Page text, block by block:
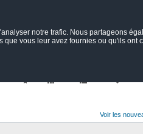
notre trafic. Nous partageons
vous leur avez fournies ou qu'ils ont
Voir les